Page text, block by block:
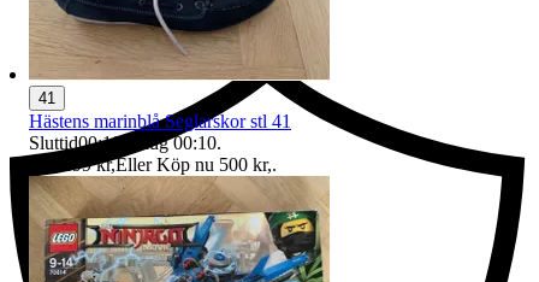
Ersättning om du inte får din vara
41
Hästens marinblå Seglarskor stl 41
Sluttid00:10 9 aug 00:10.
499 kr,Eller Köp nu 500 kr,.